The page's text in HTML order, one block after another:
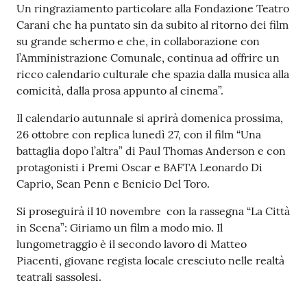
Seguici
su
Un ringraziamento particolare alla Fondazione Teatro
Carani che ha puntato sin da subito al ritorno dei film
su grande schermo e che, in collaborazione con
l’Amministrazione Comunale, continua ad offrire un
ricco calendario culturale che spazia dalla musica alla
comicità, dalla prosa appunto al cinema”.
Il calendario autunnale si aprirà domenica prossima,
26 ottobre con replica lunedì 27, con il film “Una
battaglia dopo l’altra” di Paul Thomas Anderson e con
protagonisti i Premi Oscar e BAFTA Leonardo Di
Caprio, Sean Penn e Benicio Del Toro.
Si proseguirà il 10 novembre con la rassegna “La Città
in Scena”: Giriamo un film a modo mio. Il
lungometraggio è il secondo lavoro di Matteo
Piacenti, giovane regista locale cresciuto nelle realtà
teatrali sassolesi.